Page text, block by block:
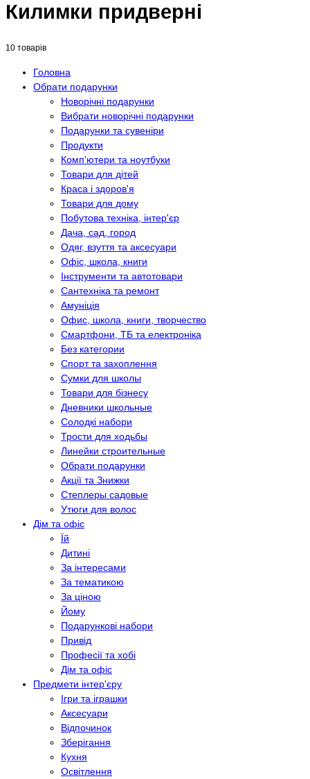
Килимки придверні
10 товарів
Головна
Обрати подарунки
Новорічні подарунки
Вибрати новорічні подарунки
Подарунки та сувеніри
Продукти
Комп'ютери та ноутбуки
Товари для дітей
Краса і здоров'я
Товари для дому
Побутова техніка, інтер'єр
Дача, сад, город
Одяг, взуття та аксесуари
Офіс, школа, книги
Інструменти та автотовари
Сантехніка та ремонт
Амуніція
Офис, школа, книги, творчество
Смартфони, ТБ та електроніка
Без категории
Спорт та захоплення
Сумки для школы
Товари для бізнесу
Дневники школьные
Солодкі набори
Трости для ходьбы
Линейки строительные
Обрати подарунки
Акції та Знижки
Степлеры садовые
Утюги для волос
Дім та офіс
Їй
Дитині
За інтересами
За тематикою
За ціною
Йому
Подарункові набори
Привід
Професії та хобі
Дім та офіс
Предмети інтер'єру
Ігри та іграшки
Аксесуари
Відпочинок
Зберігання
Кухня
Освітлення